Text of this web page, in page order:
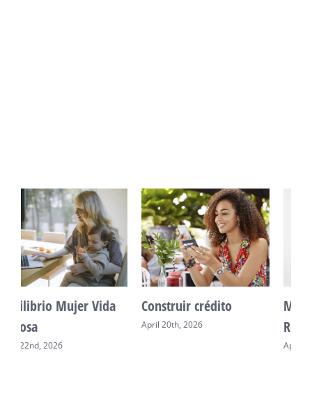
Construir crédito
April 20th, 2026
Mente Plena Poder
Real